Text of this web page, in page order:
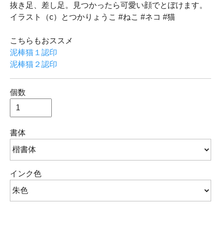
抜き足、差し足。見つかったら可愛い顔でとぼけます。
イラスト（c）とつかりょうこ #ねこ #ネコ #猫
こちらもおススメ
泥棒猫１認印
泥棒猫２認印
個数
書体
インク色